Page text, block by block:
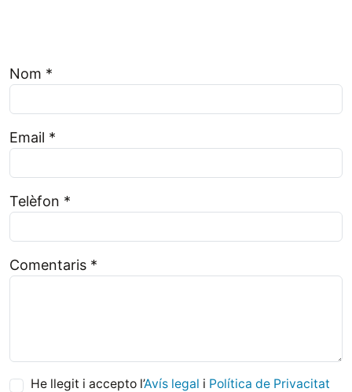
Nom *
Email *
Telèfon *
Comentaris *
He llegit i accepto l’Avís legal i Política de Privacitat